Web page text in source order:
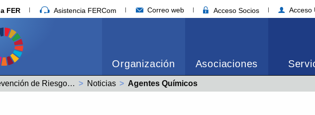
FER Asistencia FERCom Correo web Acceso Socios Acceso
Organización Asociaciones
Prevención de Riesgos Laborales Noticias Actual:
Agentes Químicos